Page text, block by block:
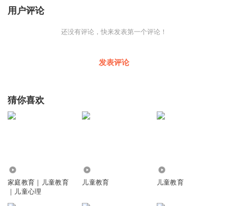
用户评论
还没有评论，快来发表第一个评论！
发表评论
猜你喜欢
家庭教育｜儿童教育
｜儿童心理
儿童教育 儿童教育